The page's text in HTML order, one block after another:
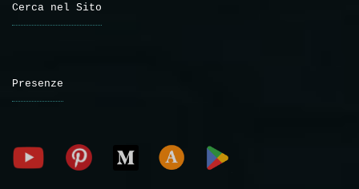
Cerca nel Sito
Presenze